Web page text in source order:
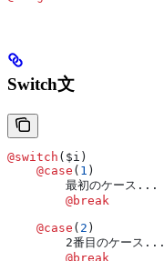
Switch文
@switch ( $i )
    @case
( 1 )
        最初のケース...
        @break
    @case
( 2 )
        2番目のケース...
        @break